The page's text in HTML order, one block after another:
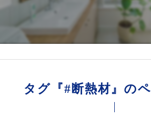
タグ『#断熱材』の